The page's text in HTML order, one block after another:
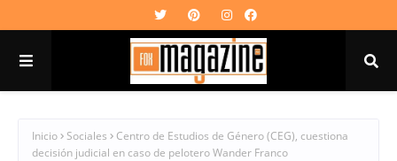
Inicio Sociales
Centro de Estudios de Género (CEG), cuestiona
decisión judicial en caso de pelotero Wander Franco